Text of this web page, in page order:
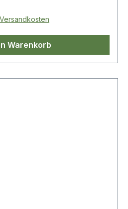
Warenkorb